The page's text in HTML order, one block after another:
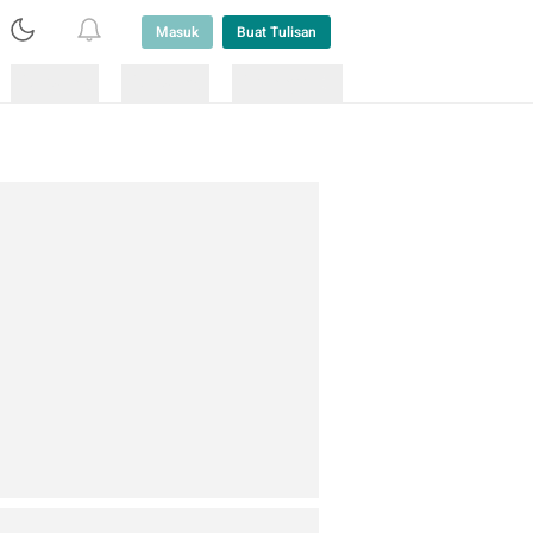
Masuk Buat Tulisan